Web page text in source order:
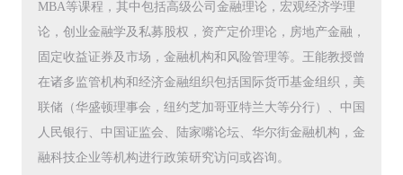
MBA等课程，其中包括高级公司金融理论，宏观经济学理
论，创业金融学及私募股权，资产定价理论，房地产金融，
固定收益证券及市场，金融机构和风险管理等。王能教授曾
在诸多监管机构和经济金融组织包括国际货币基金组织，美
联储（华盛顿理事会，纽约芝加哥亚特兰大等分行）、中国
人民银行、中国证监会、陆家嘴论坛、华尔街金融机构，金
融科技企业等机构进行政策研究访问或咨询。